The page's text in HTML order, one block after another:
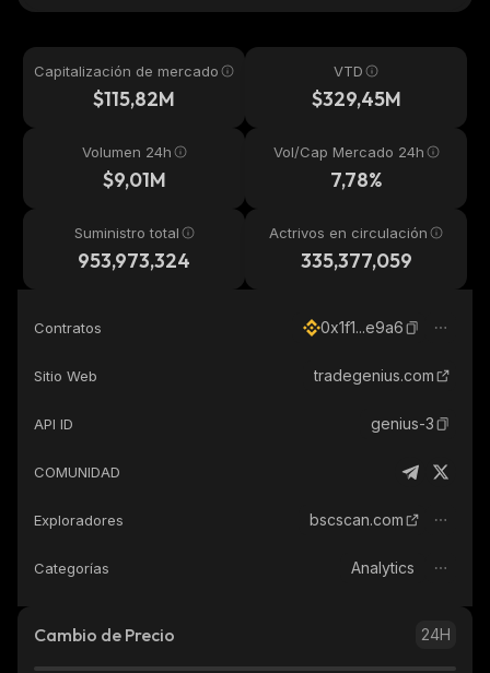
Capitalización de mercado
$115,82M
VTD
$329,45M
Volumen 24h
$9,01M
Vol/Cap Mercado 24h
7,78%
Suministro total
953,973,324
Actrivos en circulación
335,377,059
Contratos 0x1f1...e9a6
Sitio Web tradegenius.com
API ID genius-3
COMUNIDAD
Exploradores bscscan.com
Categorías Analytics
Cambio de Precio 24H